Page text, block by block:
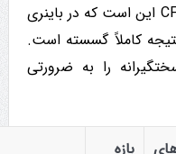
تفاوت کلیدی با معاملات اسپات/CFD این است که در باینری
کاملاً گسسته است.
را به ضرورتی
بازه